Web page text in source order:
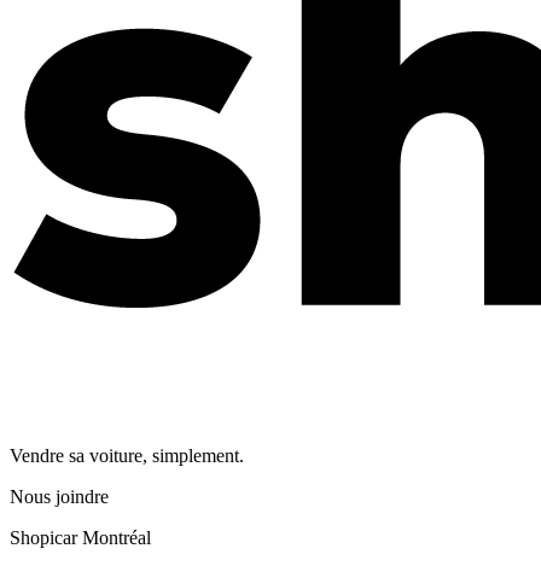
Vendre sa voiture, simplement.
Nous joindre
Shopicar Montréal